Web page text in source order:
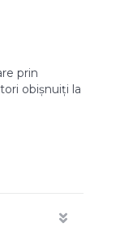
prin
obișnuiți la